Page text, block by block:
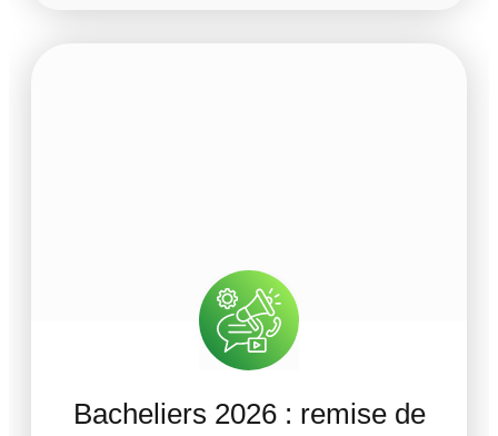
Bacheliers 2026 : remise de